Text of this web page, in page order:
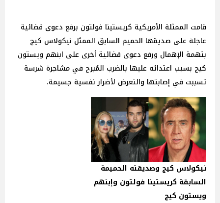
قامت الممثلة الأمريكية كريستينا فولتون برفع دعوى قضائية
عاجلة على صديقها الحميم السابق الممثل نيكولاس كيج
بتهمة الإهمال ورفع دعوى قضائية أخرى على ابنهم ويستون
كيج بسبب اعتدائه عليها بالضرب المُبرح في مشاجرة شرسة
تسببت في إصابتها والتعرض لأضرار نفسية جسيمة.
نيكولاس كيج وصديقته الحميمة
السابقة كريستينا فولتون وإبنهم
ويستون كيج